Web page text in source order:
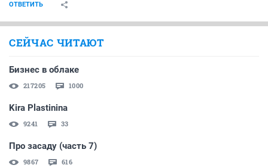
ОТВЕТИТЬ
СЕЙЧАС ЧИТАЮТ
Бизнес в облаке
217205 1000
Kira Plastinina
9241 33
Про засаду (часть 7)
9867 616